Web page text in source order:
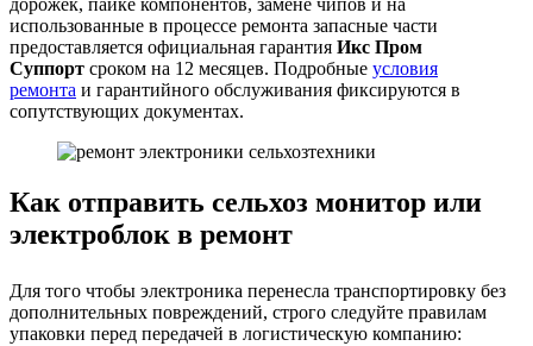
дорожек, пайке компонентов, замене чипов и на
использованные в процессе ремонта запасные части
предоставляется официальная гарантия Икс Пром
Суппорт сроком на 12 месяцев. Подробные условия
ремонта и гарантийного обслуживания фиксируются в
сопутствующих документах.
Как отправить сельхоз монитор или
электроблок в ремонт
Для того чтобы электроника перенесла транспортировку без
дополнительных повреждений, строго следуйте правилам
упаковки перед передачей в логистическую компанию: